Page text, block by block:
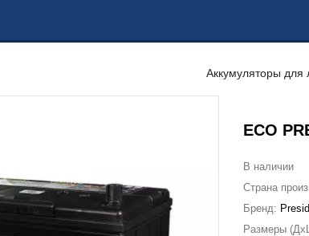
Аккумуляторы для
ECO
В наличии
Страна
Бренд:
Размеры